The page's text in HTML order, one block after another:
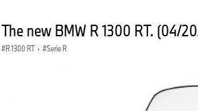
The new BMW R 1300 RT. (04/
R 1300 RT · Serie R